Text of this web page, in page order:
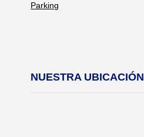
Parking
NUESTRA UBICACIÓN